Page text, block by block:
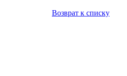
Возврат к списку